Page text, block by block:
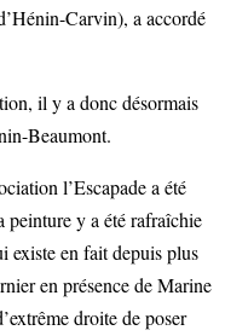
Carvin), a accordé
il y a donc désormais
Beaumont.
l’Escapade a été
peinture y a été rafraîchie
existe en fait depuis plus
en présence de Marine
droite de poser